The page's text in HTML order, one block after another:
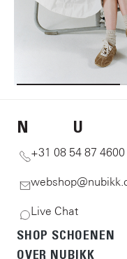
N U
+31 08 54 87 4600
Live Chat
SHOP SCHOENEN
OVER NUBIKK